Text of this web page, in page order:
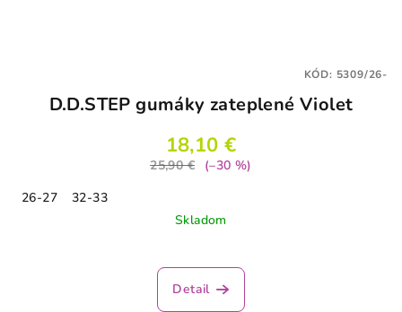
D.D.STEP gumáky zateplené Violet
18,10 €
25,90 €
(–30 %)
26-27
32-33
Skladom
Detail
KÓD: 5309/26-